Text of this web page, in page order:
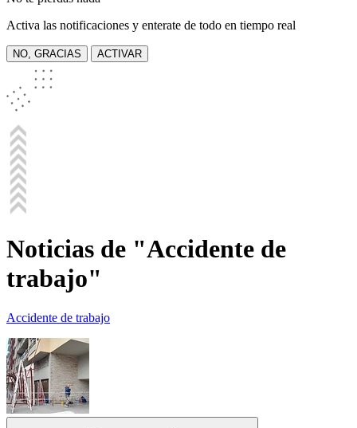
Activa las notificaciones y enterate de todo en tiempo real
NO, GRACIAS ACTIVAR
Noticias de "Accidente de
trabajo"
Accidente de trabajo